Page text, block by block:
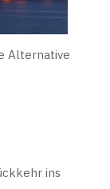
Alternative
ins